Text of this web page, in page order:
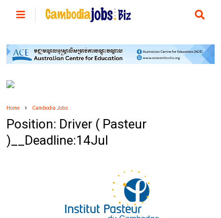
Home Cambodia Jobs
Position: Driver ( Pasteur
)__Deadline:14Jul